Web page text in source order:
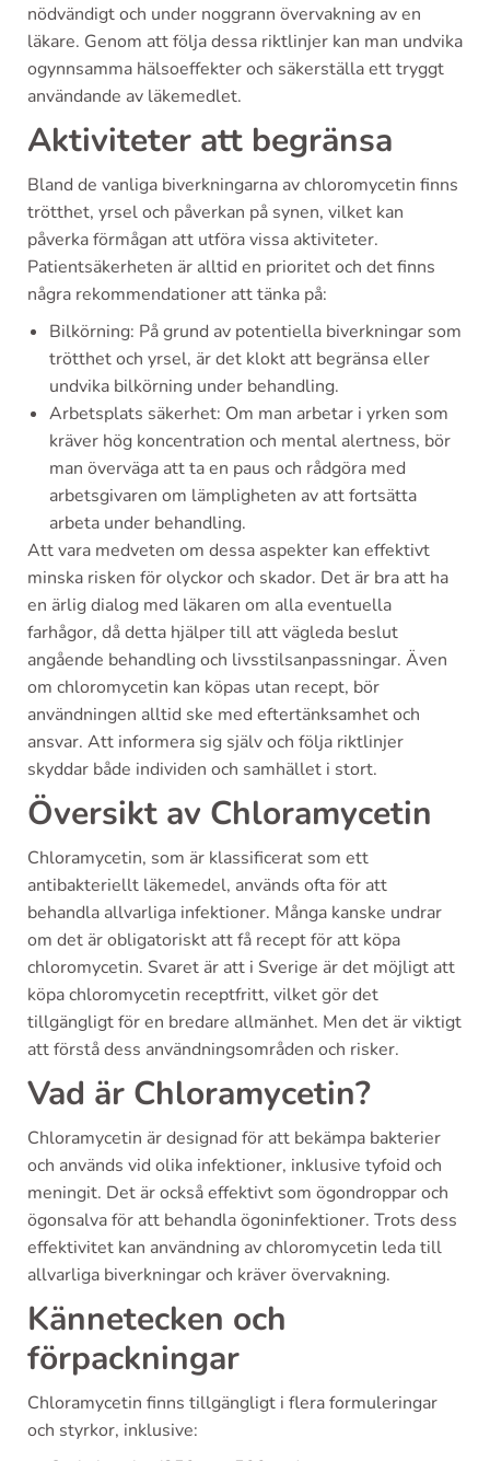
nödvändigt och under noggrann övervakning av en
läkare. Genom att följa dessa riktlinjer kan man undvika
ogynnsamma hälsoeffekter och säkerställa ett tryggt
användande av läkemedlet.
Aktiviteter att begränsa
Bland de vanliga biverkningarna av chloromycetin finns
trötthet, yrsel och påverkan på synen, vilket kan
påverka förmågan att utföra vissa aktiviteter.
Patientsäkerheten är alltid en prioritet och det finns
några rekommendationer att tänka på:
Bilkörning: På grund av potentiella biverkningar som
trötthet och yrsel, är det klokt att begränsa eller
undvika bilkörning under behandling.
Arbetsplats säkerhet: Om man arbetar i yrken som
kräver hög koncentration och mental alertness, bör
man överväga att ta en paus och rådgöra med
arbetsgivaren om lämpligheten av att fortsätta
arbeta under behandling.
Att vara medveten om dessa aspekter kan effektivt
minska risken för olyckor och skador. Det är bra att ha
en ärlig dialog med läkaren om alla eventuella
farhågor, då detta hjälper till att vägleda beslut
angående behandling och livsstilsanpassningar. Även
om chloromycetin kan köpas utan recept, bör
användningen alltid ske med eftertänksamhet och
ansvar. Att informera sig själv och följa riktlinjer
skyddar både individen och samhället i stort.
Översikt av Chloramycetin
Chloramycetin, som är klassificerat som ett
antibakteriellt läkemedel, används ofta för att
behandla allvarliga infektioner. Många kanske undrar
om det är obligatoriskt att få recept för att köpa
chloromycetin. Svaret är att i Sverige är det möjligt att
köpa chloromycetin receptfritt, vilket gör det
tillgängligt för en bredare allmänhet. Men det är viktigt
att förstå dess användningsområden och risker.
Vad är Chloramycetin?
Chloramycetin är designad för att bekämpa bakterier
och används vid olika infektioner, inklusive tyfoid och
meningit. Det är också effektivt som ögondroppar och
ögonsalva för att behandla ögoninfektioner. Trots dess
effektivitet kan användning av chloromycetin leda till
allvarliga biverkningar och kräver övervakning.
Kännetecken och
förpackningar
Chloramycetin finns tillgängligt i flera formuleringar
och styrkor, inklusive: